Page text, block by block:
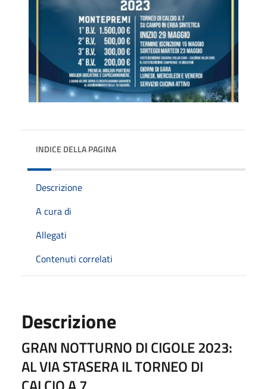
INDICE DELLA PAGINA
Descrizione
A cura di
Allegati
Contenuti correlati
Descrizione
GRAN NOTTURNO DI CIGOLE 2023:
AL VIA STASERA IL TORNEO DI